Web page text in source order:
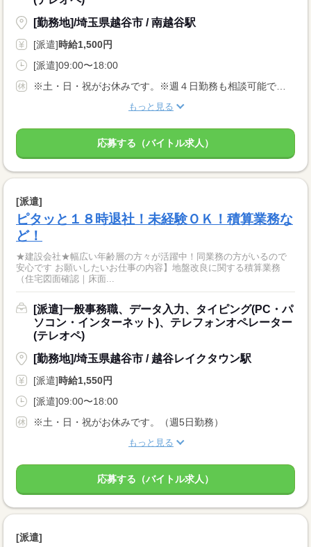
[勤務地]/埼玉県越谷市 / 南越谷駅
[派遣]時給1,500円
[派遣]09:00〜18:00
※土・日・祝がお休みです。※週４日勤務も相談可能です。（週5日勤務）
もっと見る
応募する（バイトル求人）
[派遣]
ピタッと１８時退社！未経験ＯＫ！積算業務な
ど！
★建設会社★幅広い年齢層の方々が活躍中！同業務の方がいるので
安心です お願いしたいお仕事の内容】地盤改良に関する積算業務
（住宅図面確認｜床面...
[派遣]一般事務職、データ入力、タイピング(PC・パ
ソコン・インターネット)、テレフォンオペレーター
(テレオペ)
[勤務地]/埼玉県越谷市 / 越谷レイクタウン駅
[派遣]時給1,550円
[派遣]09:00〜18:00
※土・日・祝がお休みです。（週5日勤務）
もっと見る
応募する（バイトル求人）
[派遣]